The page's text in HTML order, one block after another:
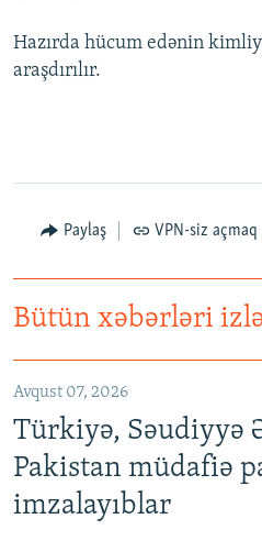
Hazırda hücum edənin
araşdırılır.
Paylaş VPN-siz açmaq
Bütün xəbərləri
Avqust 07, 2026
Türkiyə, Səudiyyə
Pakistan müdafiə
imzalayıblar